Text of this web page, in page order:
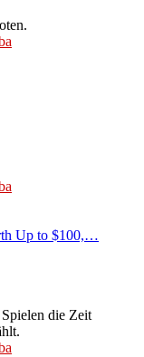
Up to $100,…
die Zeit